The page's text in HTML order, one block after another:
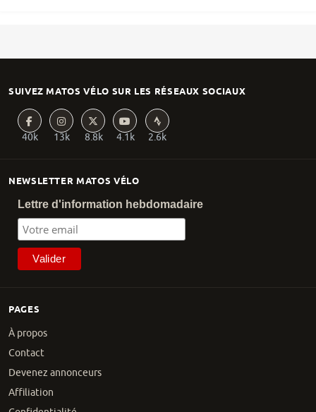
PAGES
À propos
Contact
Devenez annonceurs
Affiliation
NEWSLETTER MATOS VÉLO
Lettre d'information hebdomadaire
SUIVEZ MATOS VÉLO SUR LES RÉSEAUX SOCIAUX
40k 13k 8.8k 4.1k 2.6k